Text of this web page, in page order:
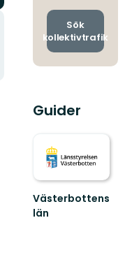
och
Sök
kollektivtrafik
Guider
Västerbottens
län